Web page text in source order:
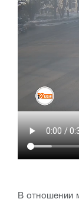
В отношении